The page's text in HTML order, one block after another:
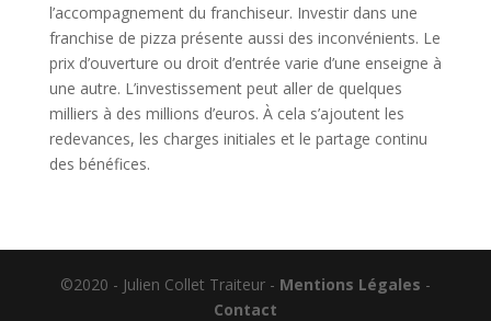
l’accompagnement du franchiseur. Investir dans une
franchise de pizza présente aussi des inconvénients. Le
prix d’ouverture ou droit d’entrée varie d’une enseigne à
une autre. L’investissement peut aller de quelques
milliers à des millions d’euros. À cela s’ajoutent les
redevances, les charges initiales et le partage continu
des bénéfices.
©2020 - Julien Collet Traiteur - Mentions Légales -
Contact